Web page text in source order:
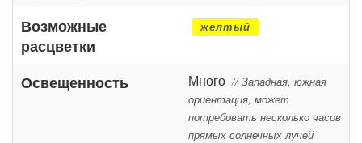
Возможные
расцветки
желтый
Освещенность Много // Западная, южная
ориентация, может
потребовать несколько часов
прямых солнечных лучей